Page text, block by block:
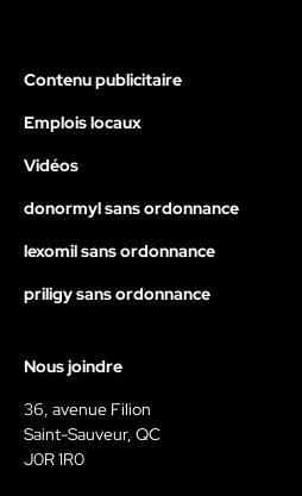
Contenu publicitaire
Emplois locaux
Vidéos
donormyl sans ordonnance
lexomil sans ordonnance
priligy sans ordonnance
Nous joindre
36, avenue Filion
Saint-Sauveur, QC
J0R 1R0